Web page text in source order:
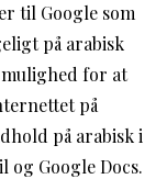
til Google som
på arabisk
for at
på
på arabisk i
og Google Docs.